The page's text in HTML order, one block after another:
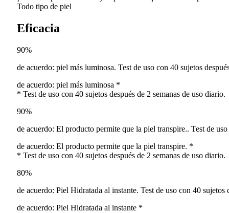
Todo tipo de piel
Eficacia
90%
de acuerdo: piel más luminosa. Test de uso con 40 sujetos
de acuerdo: piel más luminosa *
* Test de uso con 40 sujetos después de 2 semanas de uso diario.
90%
de acuerdo: El producto permite que la piel transpire.. Test de
de acuerdo: El producto permite que la piel transpire. *
* Test de uso con 40 sujetos después de 2 semanas de uso diario.
80%
de acuerdo: Piel Hidratada al instante. Test de uso con 40 sujetos
de acuerdo: Piel Hidratada al instante *